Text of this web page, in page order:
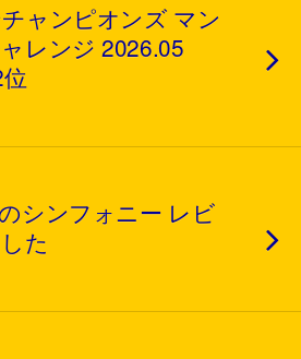
ャンピオンズ マン
レンジ 2026.05
シンフォニー レビ
た